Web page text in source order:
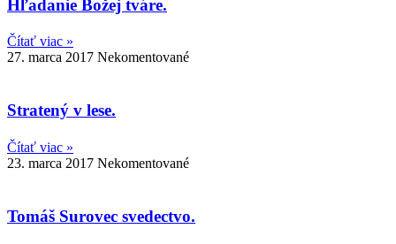
Hľadanie Božej tváre.
Čítať viac »
27. marca 2017 Nekomentované
Stratený v lese.
Čítať viac »
23. marca 2017 Nekomentované
Tomáš Surovec svedectvo.